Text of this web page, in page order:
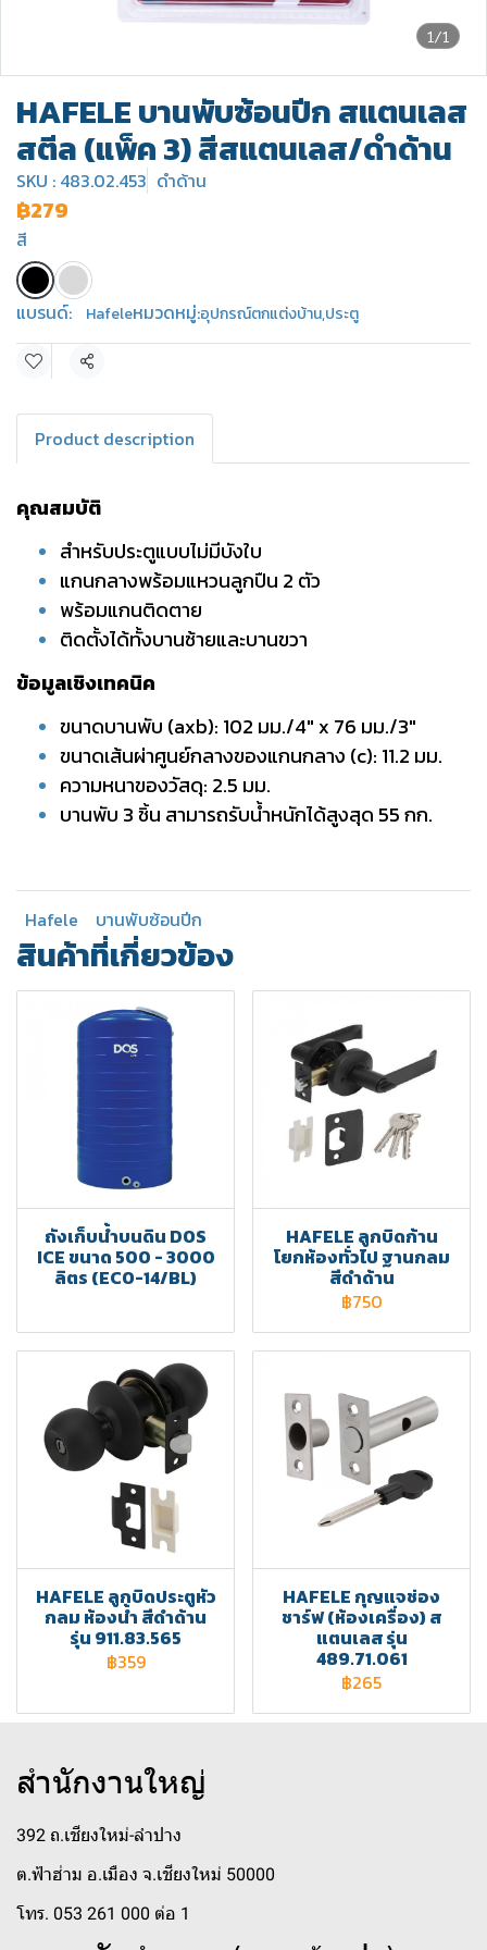
1/1
HAFELE บานพับซ้อนปีก สแตนเลส
สตีล (แพ็ค 3) สีสแตนเลส/ดำด้าน
SKU : 483.02.453 ดำด้าน
฿279
สี
แบรนด์: Hafeleหมวดหมู่:อุปกรณ์ตกแต่งบ้าน,ประตู
แชร์
Product description
คุณสมบัติ
สำหรับประตูแบบไม่มีบังใบ
แกนกลางพร้อมแหวนลูกปืน 2 ตัว
พร้อมแกนติดตาย
ติดตั้งได้ทั้งบานซ้ายและบานขวา
ข้อมูลเชิงเทคนิค
ขนาดบานพับ (axb): 102 มม./4" x 76 มม./3"
ขนาดเส้นผ่าศูนย์กลางของแกนกลาง (c): 11.2 มม.
ความหนาของวัสดุ: 2.5 มม.
บานพับ 3 ชิ้น สามารถรับน้ำหนักได้สูงสุด 55 กก.
Hafele บานพับซ้อนปีก
สินค้าที่เกี่ยวข้อง
ถังเก็บน้ำบนดิน DOS
ICE ขนาด 500 - 3000
ลิตร (ECO-14/BL)
HAFELE ลูกบิดก้าน
โยกห้องทั่วไป ฐานกลม
สีดำด้าน
฿750
HAFELE ลูกบิดประตูหัว
กลม ห้องน้ำ สีดำด้าน
รุ่น 911.83.565
฿359
HAFELE กุญแจช่อง
ชาร์ฟ (ห้องเครื่อง) ส
แตนเลส รุ่น
489.71.061
฿265
สำนักงานใหญ่
392 ถ.เชียงใหม่-ลำปาง
ต.ฟ้าฮ่าม อ.เมือง จ.เชียงใหม่ 50000
โทร. 053 261 000 ต่อ 1